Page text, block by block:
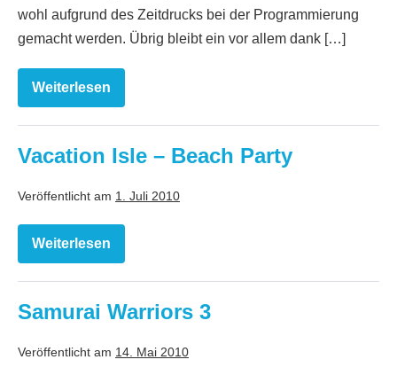
wohl aufgrund des Zeitdrucks bei der Programmierung
gemacht werden. Übrig bleibt ein vor allem dank […]
Weiterlesen
Toy
Story
3:
Videospiel
Vacation Isle – Beach Party
Veröffentlicht am 1. Juli 2010
Weiterlesen
Vacation
Isle
–
Party
Samurai Warriors 3
Veröffentlicht am 14. Mai 2010